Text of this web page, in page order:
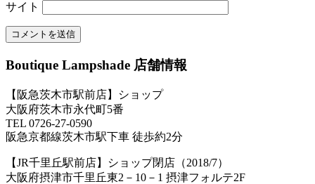
サイト
Boutique Lampshade 店舗情報
【阪急茨木市駅前店】ショップ
大阪府茨木市永代町5番
TEL 0726-27-0590
阪急京都線茨木市駅下車 徒歩約2分
【JR千里丘駅前店】ショップ閉店（2018/7）
大阪府摂津市千里丘東2－10－1 摂津フォルテ2F